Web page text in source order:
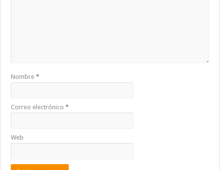
Nombre*
Correo electrónico*
Web